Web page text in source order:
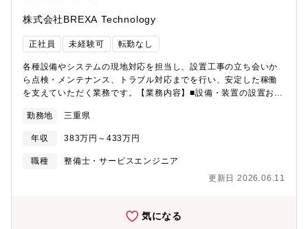
株式会社BREXA Technology
正社員 未経験可 転勤なし
各種設備やシステムの現地対応を担当し、設置工事の立ち会いか
ら点検・メンテナンス、トラブル対応までを行い、安定した稼働
を支えていただく業務です。【業務内容】■設備・装置の設置およ
問題なく使用できる状態に仕上げていただきます。■点検・メンテ
ナンス業務定期点検や保守作業を通じて、不具合の予防や設備の
長寿命化を図ります。■トラブル対応・原因調査万が一の不具合発
生時には、原因を特定し、迅速な復旧対応を行っていただきま
術部門との連携を行い、円滑な対応を進めます。【PR】◎現場対
ます。◎ご自身の対応によって設備が正常に稼働することで、社
会やお客様を支えている実感を得ていただけます。◎幅広い現場
勤務地 三重県
年収 383万円～433万円
職種
整備士・サービスエンジニア
更新日 2026.06.11
気になる